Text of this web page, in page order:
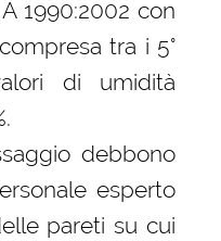
1990:2002 con
tra i 5°
di umidità
debbono
esperto
pareti su cui